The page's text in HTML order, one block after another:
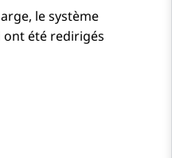
le système
ont été redirigés